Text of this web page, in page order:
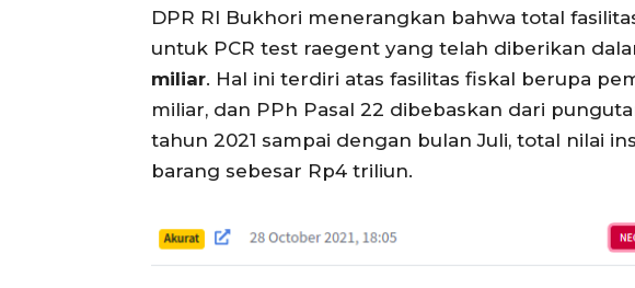
DPR RI Bukhori menerangkan bahwa total
untuk PCR test raegent yang telah diberikan
miliar. Hal ini terdiri atas fasilitas fiskal berupa
miliar, dan PPh Pasal 22 dibebaskan dari
tahun 2021 sampai dengan bulan Juli, total nilai
barang sebesar Rp4 triliun.